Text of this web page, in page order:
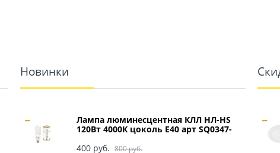
Новинки
Лампа люминесцентная КЛЛ НЛ-HS
120Вт 4000К цоколь Е40 арт SQ0347-
800 руб.
400 руб.